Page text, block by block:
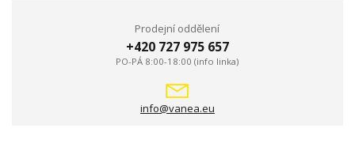
Prodejní oddělení
+420 727 975 657
PO-PÁ 8:00-18:00 (info linka)
info@vanea.eu